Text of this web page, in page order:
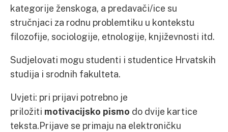
kategorije ženskoga, a predavači/ice su
stručnjaci za rodnu problemtiku u kontekstu
filozofije, sociologije, etnologije, književnosti itd.
Sudjelovati mogu studenti i studentice Hrvatskih
studija i srodnih fakulteta.
Uvjeti: pri prijavi potrebno je
priložiti motivacijsko pismo do dvije kartice
teksta.Prijave se primaju na elektroničku